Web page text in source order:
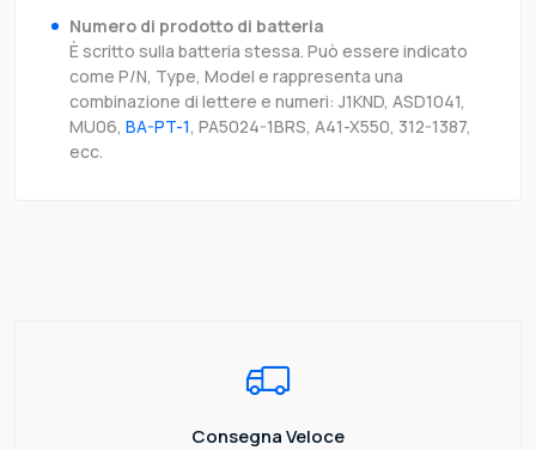
Numero di prodotto di batteria
È scritto sulla batteria stessa. Può essere indicato
come P/N, Type, Model e rappresenta una
combinazione di lettere e numeri: J1KND, ASD1041,
MU06, BA-PT-1, PA5024-1BRS, A41-X550, 312-1387,
ecc.
Consegna Veloce